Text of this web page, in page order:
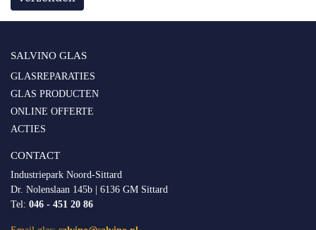
SALVINO GLAS
GLASREPARATIES
GLAS PRODUCTEN
ONLINE OFFERTE
ACTIES
CONTACT
Industriepark Noord-Sittard
Dr. Nolenslaan 145b | 6136 GM Sittard
Tel: 046 - 451 20 86